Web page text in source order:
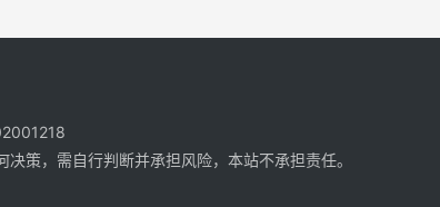
策，需自行判断并承担风险，本站不承担责任。